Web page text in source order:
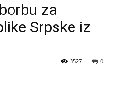
za
Srpske iz
0
3527